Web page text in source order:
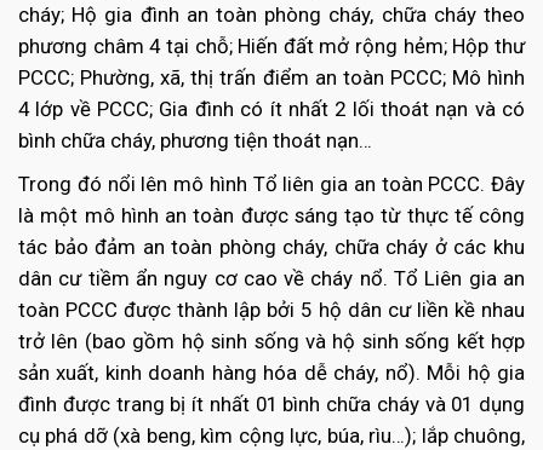
cháy; Hộ gia đình an toàn phòng cháy, chữa cháy theo
phương châm 4 tại chỗ; Hiến đất mở rộng hẻm; Hộp thư
PCCC; Phường, xã, thị trấn điểm an toàn PCCC; Mô hình
4 lớp về PCCC; Gia đình có ít nhất 2 lối thoát nạn và có
bình chữa cháy, phương tiện thoát nạn…
Trong đó nổi lên mô hình Tổ liên gia an toàn PCCC. Đây
là một mô hình an toàn được sáng tạo từ thực tế công
tác bảo đảm an toàn phòng cháy, chữa cháy ở các khu
dân cư tiềm ẩn nguy cơ cao về cháy nổ. Tổ Liên gia an
toàn PCCC được thành lập bởi 5 hộ dân cư liền kề nhau
trở lên (bao gồm hộ sinh sống và hộ sinh sống kết hợp
sản xuất, kinh doanh hàng hóa dễ cháy, nổ). Mỗi hộ gia
đình được trang bị ít nhất 01 bình chữa cháy và 01 dụng
cụ phá dỡ (xà beng, kìm cộng lực, búa, rìu…); lắp chuông,